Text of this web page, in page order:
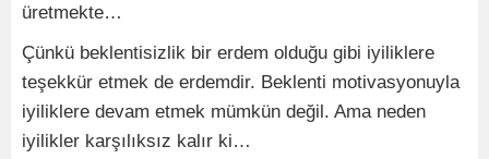
üretmekte…
Çünkü beklentisizlik bir erdem olduğu gibi iyiliklere
teşekkür etmek de erdemdir. Beklenti motivasyonuyla
iyiliklere devam etmek mümkün değil. Ama neden
iyilikler karşılıksız kalır ki…